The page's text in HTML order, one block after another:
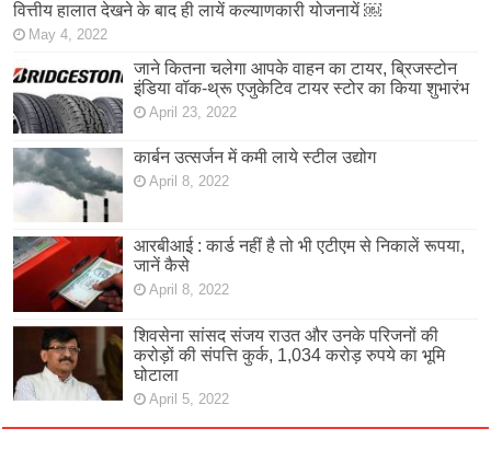
वित्तीय हालात देखने के बाद ही लायें कल्याणकारी योजनायें ￼
May 4, 2022
जाने कितना चलेगा आपके वाहन का टायर, ब्रिजस्टोन
इंडिया वॉक-थ्रू एजुकेटिव टायर स्टोर का किया शुभारंभ
April 23, 2022
कार्बन उत्सर्जन में कमी लाये स्टील उद्योग
April 8, 2022
आरबीआई : कार्ड नहीं है तो भी एटीएम से निकालें रूपया,
जानें कैसे
April 8, 2022
शिवसेना सांसद संजय राउत और उनके परिजनों की
करोड़ों की संपत्ति कुर्क, 1,034 करोड़ रुपये का भूमि
घोटाला
April 5, 2022